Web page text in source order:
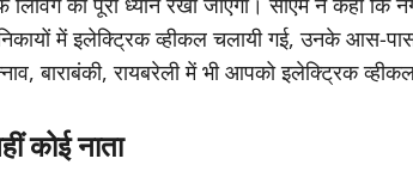
में इलेक्ट्रिक व्हीकल चलायी गई, उनके आस-
बाराबंकी, रायबरेली में भी आपको इलेक्ट्रिक
कोई नाता